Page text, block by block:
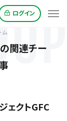
ログイン
ム
関連チー
ェクトGFC